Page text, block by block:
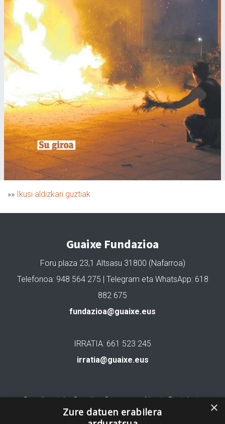
»» Ikusi aldizkari guztiak
Guaixe Fundazioa
Foru plaza 23,1 Altsasu 31800 (Nafarroa)
Telefonoa: 948 564 275 | Telegram eta WhatsApp: 618
882 675
fundazioa@guaixe.eus
IRRATIA: 661 523 245
irratia@guaixe.eus
Gure lizentzia: Creative Commons Aitortu Partekatu ×
Zure datuen erabilera